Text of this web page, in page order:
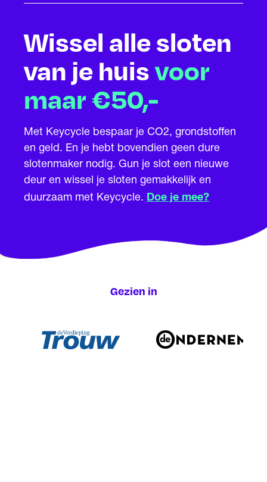
Wissel alle sloten
van je huisvoor
maar €50,-
Met Keycycle bespaar je CO2, grondstoffen
en geld. En je hebt bovendien geen dure
slotenmaker nodig. Gun je slot een nieuwe
deur en wissel je sloten gemakkelijk en
duurzaam met Keycycle. Doe je mee?
Gezien in